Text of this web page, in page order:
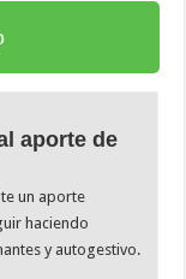
aporte de
un aporte
haciendo
y autogestivo.